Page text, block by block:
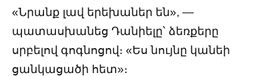
«Նրանք լավ երեխաներ են», —
պատասխանեց Դանիելը՝ ձեռքերը
սրբելով գոգնոցով։ «Ես նույնը կանեի
ցանկացածի հետ»։